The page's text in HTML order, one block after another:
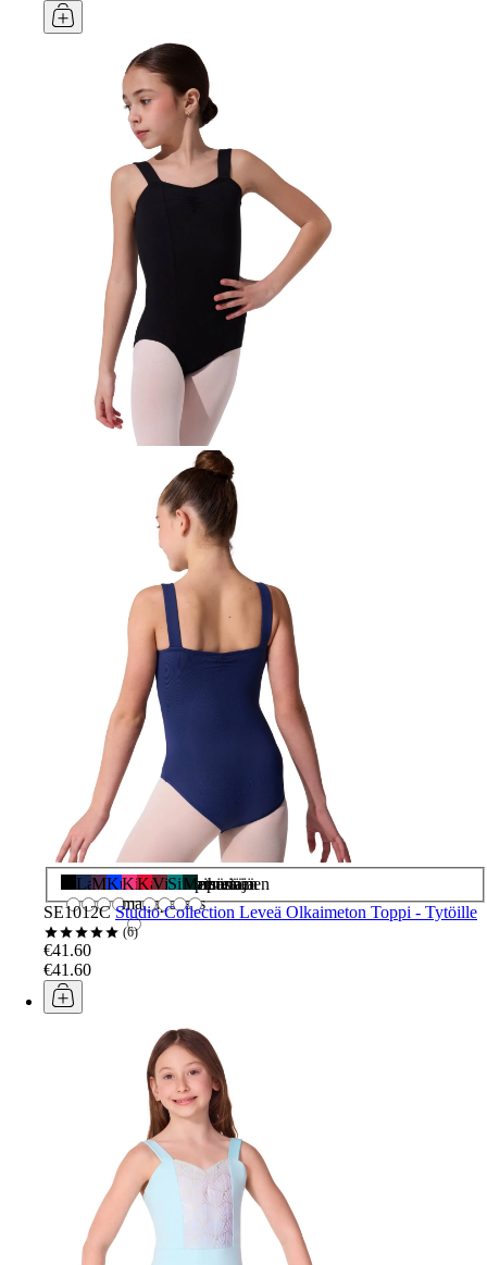
Musta
Laivasto
Munakoiso
Kuninkaallinen
Kirkas
marjapensas
Karmiininpunainen
Viininpunainen
Sinivihreä
Metsästäjä
SE1012C Studio Collection Leveä Olkaimeton Toppi - Tytöille
6
€41.60
€41.60